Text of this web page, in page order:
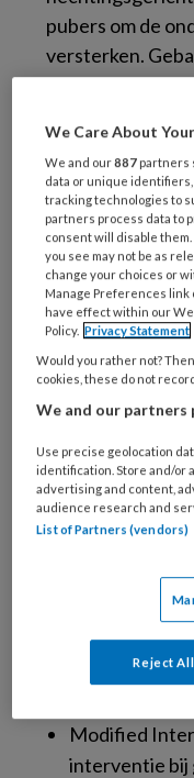
pubers om de
versterken.
programma van
gezinnen?
Trainingen.
Nederland.
Kijktip |
Nieuw
Blijf van mijn
Lieberman,
Modified
interventie bij
We Care About
We and our887 partners
data or unique
tracking technologies to
partners process data to
consent will disable
you see may not be as
change your choices or
Manage Preferences link
have effect within our
Policy. Privacy Statement
Would you rather not?
cookies, these do not
We and our
Use precise geolocation
identification. Store and/or
advertising and content,
audience research and
List of Partners (vendors)
Reject All